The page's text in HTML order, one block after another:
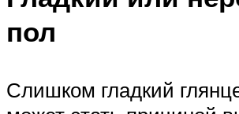
пол
Слишком гладкий